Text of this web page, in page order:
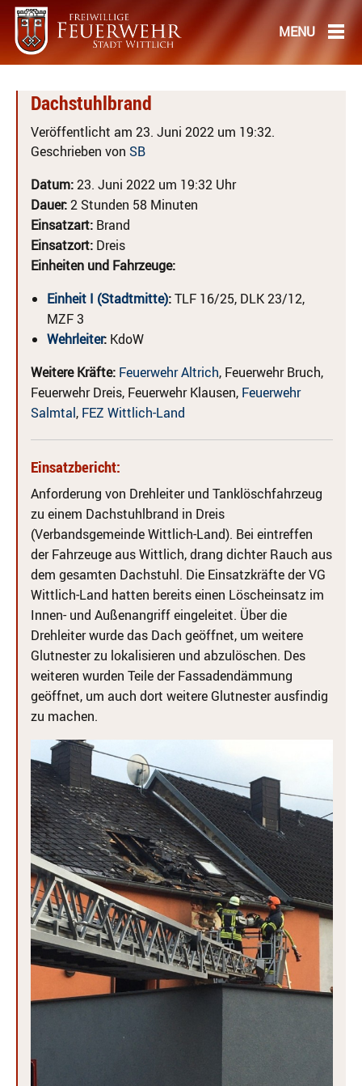
Dachstuhlbrand
Veröffentlicht am 23. Juni 2022 um 19:32.
Geschrieben von SB
Datum:23. Juni 2022 um 19:32 Uhr
Dauer:2 Stunden 58 Minuten
Einsatzart: Brand
Einsatzort: Dreis
Einheiten und Fahrzeuge:
Einheit I (Stadtmitte):TLF 16/25, DLK 23/12,
MZF 3
Wehrleiter: KdoW
Weitere Kräfte: Feuerwehr Altrich, Feuerwehr Bruch,
Feuerwehr Dreis, Feuerwehr Klausen, Feuerwehr
Salmtal, FEZ Wittlich-Land
Einsatzbericht:
Anforderung von Drehleiter und Tanklöschfahrzeug
zu einem Dachstuhlbrand in Dreis
(Verbandsgemeinde Wittlich-Land). Bei eintreffen
der Fahrzeuge aus Wittlich, drang dichter Rauch aus
dem gesamten Dachstuhl. Die Einsatzkräfte der VG
Wittlich-Land hatten bereits einen Löscheinsatz im
Innen- und Außenangriff eingeleitet. Über die
Drehleiter wurde das Dach geöffnet, um weitere
Glutnester zu lokalisieren und abzulöschen. Des
weiteren wurden Teile der Fassadendämmung
geöffnet, um auch dort weitere Glutnester ausfindig
zu machen.